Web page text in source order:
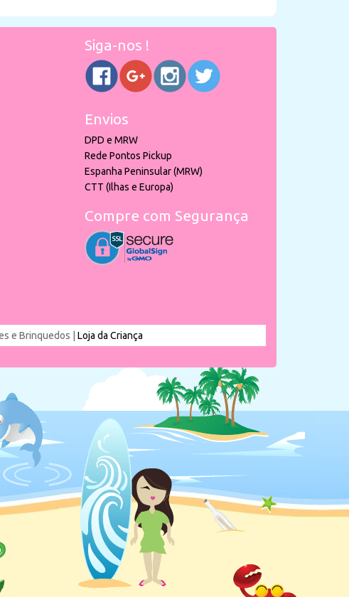
Siga-nos !
Envios
DPD e MRW
Rede Pontos Pickup
Espanha Peninsular (MRW)
CTT (Ilhas e Europa)
Compre com Segurança
e Brinquedos | Loja da Criança